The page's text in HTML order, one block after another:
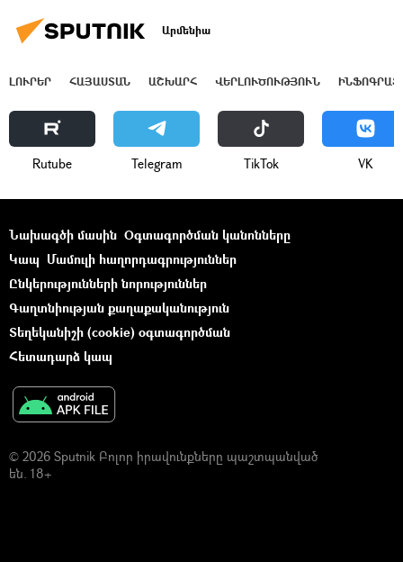
Արմենիա
ԼՈՒՐԵՐ ՀԱՅԱՍՏԱՆ ԱՇԽԱՐՀ ՎԵՐԼՈՒԾՈՒԹՅՈՒՆ
Rutube Telegram ТikТоk VK
Նախագծի մասին Օգտագործման կանոնները
Կապ Մամուլի հաղորդագրություններ
Ընկերությունների նորություններ
Գաղտնիության քաղաքականություն
Տեղեկանիշի (cookie) օգտագործման
Հետադարձ կապ
© 2026 Sputnik Բոլոր իրավունքները պաշտպանված
են. 18+